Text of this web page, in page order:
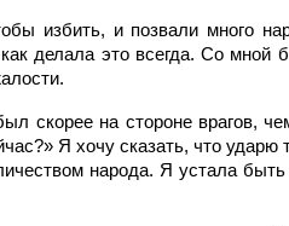
избить, и позвали много
делала это всегда. Со мной
скорее на стороне врагов,
Я хочу сказать, что ударю
народа. Я устала